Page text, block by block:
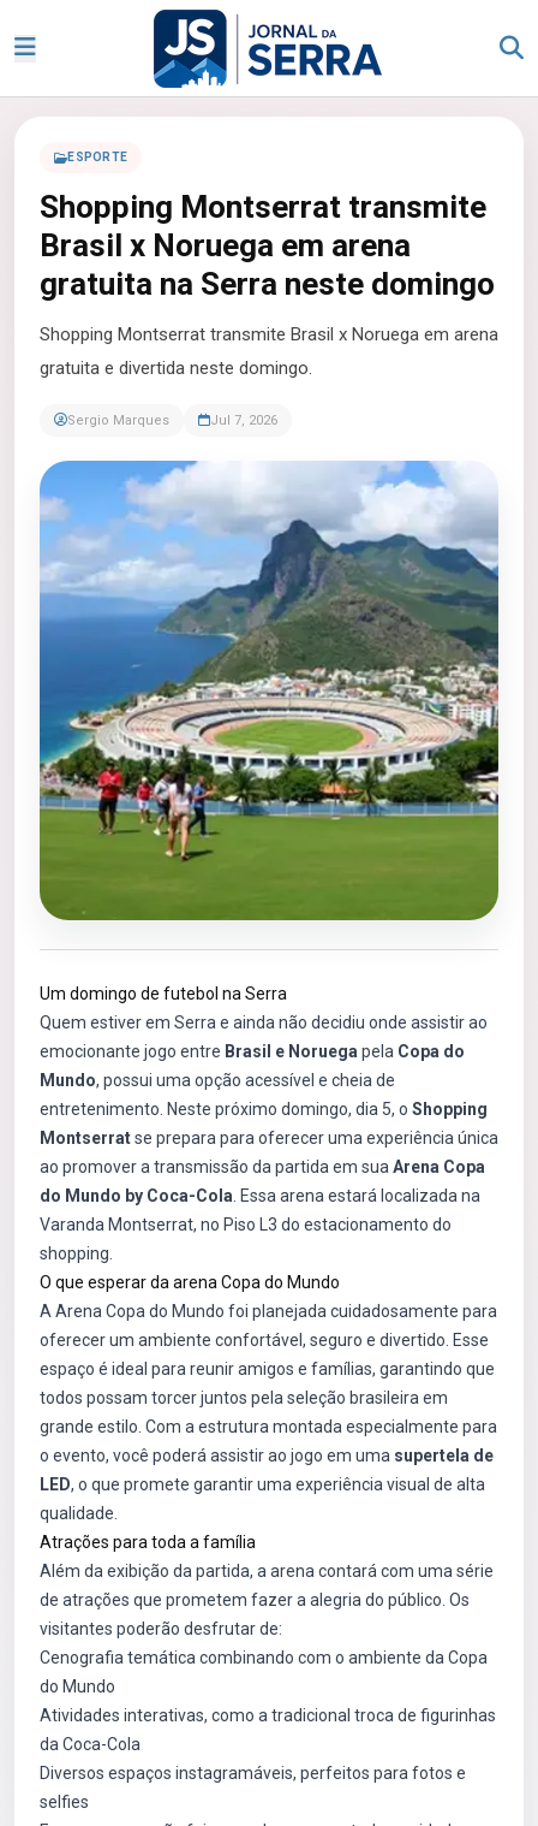
ESPORTE
Shopping Montserrat transmite
Brasil x Noruega em arena
gratuita na Serra neste domingo
Shopping Montserrat transmite Brasil x Noruega em arena
gratuita e divertida neste domingo.
Sergio Marques Jul 7, 2026
Um domingo de futebol na Serra
Quem estiver em Serra e ainda não decidiu onde assistir ao
emocionante jogo entre Brasil e Noruega pela Copa do
Mundo, possui uma opção acessível e cheia de
entretenimento. Neste próximo domingo, dia 5, o Shopping
Montserratse prepara para oferecer uma experiência única
ao promover a transmissão da partida em sua Arena Copa
do Mundo by Coca-Cola . Essa arena estará localizada na
Varanda Montserrat, no Piso L3 do estacionamento do
shopping.
O que esperar da arena Copa do Mundo
A Arena Copa do Mundo foi planejada cuidadosamente para
oferecer um ambiente confortável, seguro e divertido. Esse
espaço é ideal para reunir amigos e famílias, garantindo que
todos possam torcer juntos pela seleção brasileira em
grande estilo. Com a estrutura montada especialmente para
o evento, você poderá assistir ao jogo em uma supertela de
LED, o que promete garantir uma experiência visual de alta
qualidade.
Atrações para toda a família
Além da exibição da partida, a arena contará com uma série
de atrações que prometem fazer a alegria do público. Os
visitantes poderão desfrutar de:
Cenografia temática combinando com o ambiente da Copa
do Mundo
Atividades interativas, como a tradicional troca de figurinhas
da Coca-Cola
Diversos espaços instagramáveis, perfeitos para fotos e
selfies